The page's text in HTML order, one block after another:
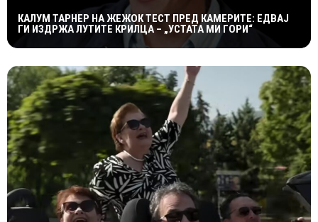
КАЛУМ ТАРНЕР НА ЖЕЖОК ТЕСТ ПРЕД КАМЕРИТЕ: ЕДВАЈ
ГИ ИЗДРЖА ЛУТИТЕ КРИЛЦА – „УСТАТА МИ ГОРИ“